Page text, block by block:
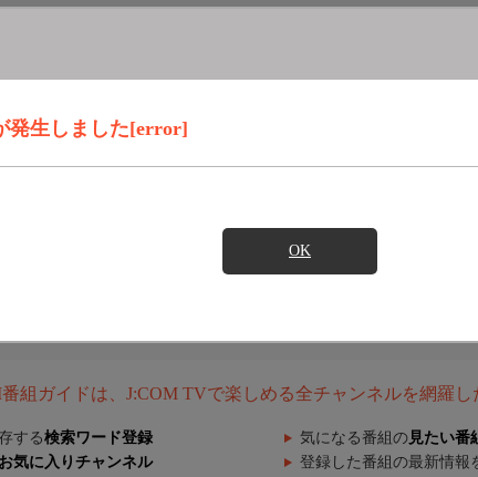
発生しました[error]
OK
番組ガイドは、J:COM TVで楽しめる全チャンネルを網羅し
する検索ワード登録 気になる番組の 見たい番
お気に入りチャンネル 登録した番組の最新情報